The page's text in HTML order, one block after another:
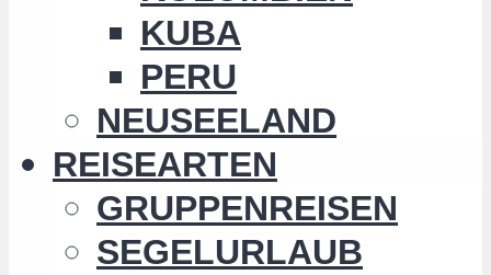
KUBA
PERU
NEUSEELAND
REISEARTEN
GRUPPENREISEN
SEGELURLAUB